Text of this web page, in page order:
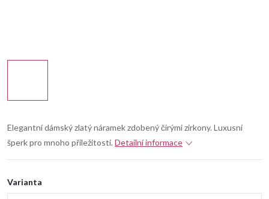
Elegantní dámský zlatý náramek zdobený čirými zirkony. Luxusní
šperk pro mnoho příležitosti. Detailní informace
Varianta